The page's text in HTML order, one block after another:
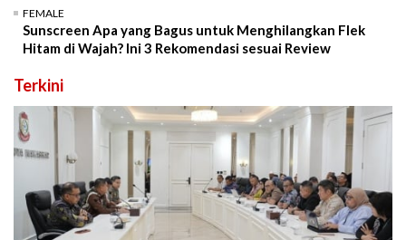
FEMALE
Sunscreen Apa yang Bagus untuk Menghilangkan Flek
Hitam di Wajah? Ini 3 Rekomendasi sesuai Review
Terkini